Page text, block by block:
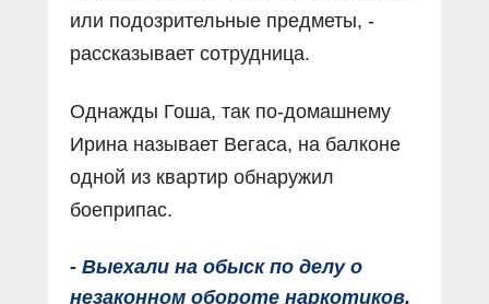
или подозрительные предметы, -
рассказывает сотрудница.
Однажды Гоша, так по-домашнему
Ирина называет Вегаса, на балконе
одной из квартир обнаружил
боеприпас.
- Выехали на обыск по делу о
незаконном обороте наркотиков.